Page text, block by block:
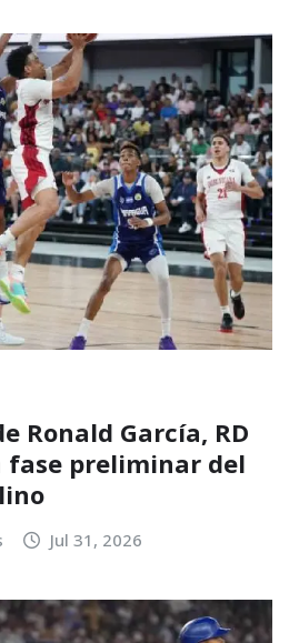
Ronald García, RD
preliminar del
Jul 31, 2026